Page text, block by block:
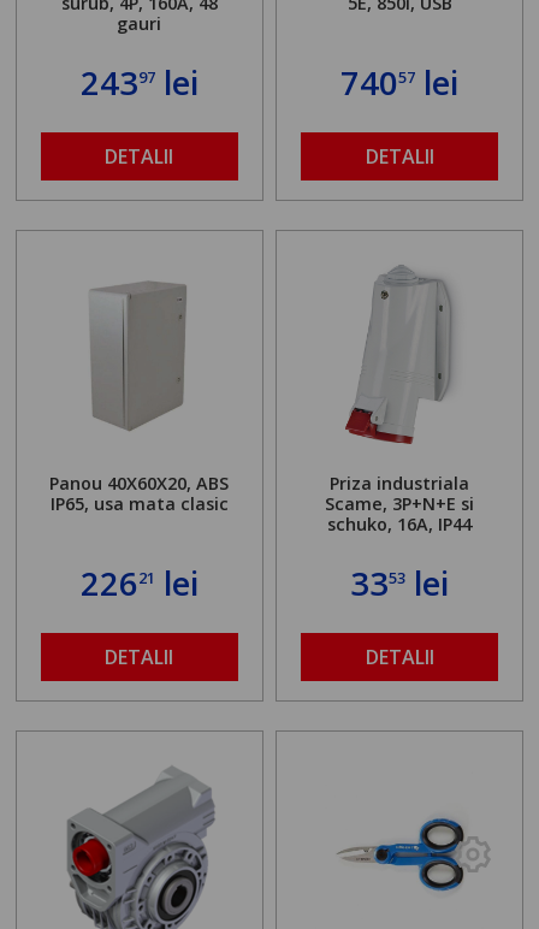
gauri
24397lei
DETALII
74057 lei
DETALII
Panou 40X60X20, ABS
IP65, usa mata clasic
22621 lei
DETALII
Priza industriala
Scame, 3P+N+E si
schuko, 16A, IP44
3353 lei
DETALII